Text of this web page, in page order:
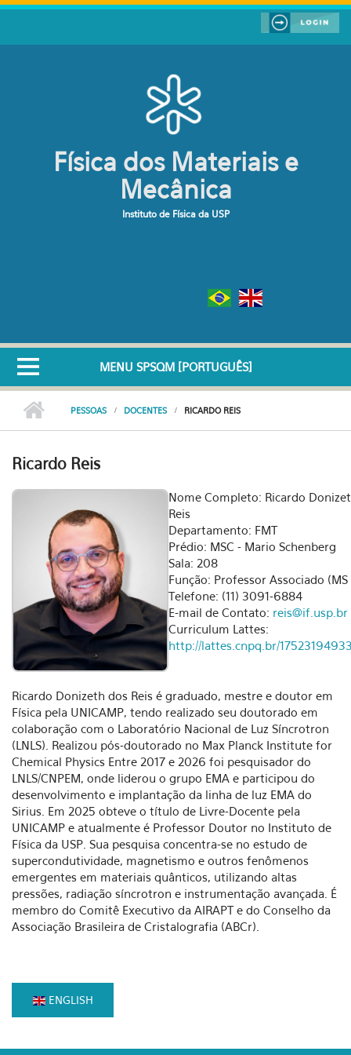
Pular para o conteúdo principal
Física dos Materiais e
Mecânica
Instituto de Física da USP
MENU SPSQM [PORTUGUÊS]
PESSOAS DOCENTES RICARDO REIS
Ricardo Reis
Nome Completo: Ricardo
Reis
Departamento: FMT
Prédio: MSC - Mario Schenberg
Sala: 208
Função: Professor Associado (MS
Telefone: (11) 3091-6884
E-mail de Contato: reis@if.usp.br
Curriculum Lattes:
http://lattes.cnpq.br/
Ricardo Donizeth dos Reis é graduado, mestre e doutor em
Física pela UNICAMP, tendo realizado seu doutorado em
colaboração com o Laboratório Nacional de Luz Síncrotron
(LNLS). Realizou pós-doutorado no Max Planck Institute for
Chemical Physics Entre 2017 e 2026 foi pesquisador do
LNLS/CNPEM, onde liderou o grupo EMA e participou do
desenvolvimento e implantação da linha de luz EMA do
Sirius. Em 2025 obteve o título de Livre-Docente pela
UNICAMP e atualmente é Professor Doutor no Instituto de
Física da USP. Sua pesquisa concentra-se no estudo de
supercondutividade, magnetismo e outros fenômenos
emergentes em materiais quânticos, utilizando altas
pressões, radiação síncrotron e instrumentação avançada. É
membro do Comitê Executivo da AIRAPT e do Conselho da
Associação Brasileira de Cristalografia (ABCr).
ENGLISH